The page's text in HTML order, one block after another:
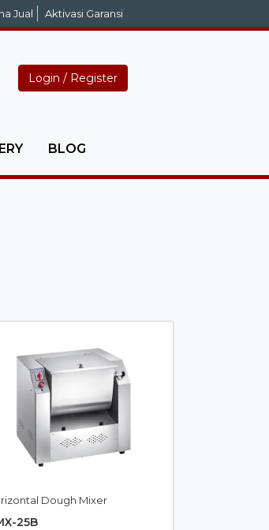
Jual Aktivasi Garansi
Login / Register
BLOG
Dough Mixer
25B